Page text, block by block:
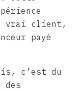
vrai client,
payé
c’est du